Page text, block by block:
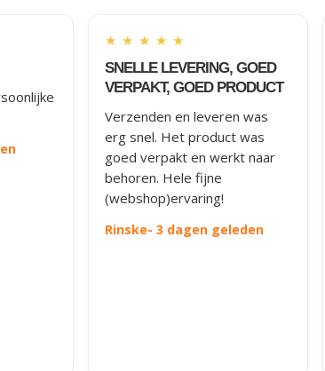
★ ★ ★ ★ ★
SNELLE LEVERING, GOED
VERPAKT, GOED PRODUCT
Verzenden en leveren was
erg snel. Het product was
goed verpakt en werkt naar
behoren. Hele fijne
(webshop)ervaring!
Rinske- 3 dagen geleden